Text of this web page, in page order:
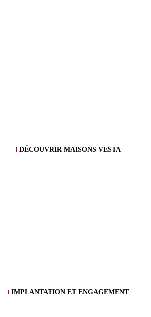
DÉCOUVRIR MAISONS VESTA
IMPLANTATION ET ENGAGEMENT